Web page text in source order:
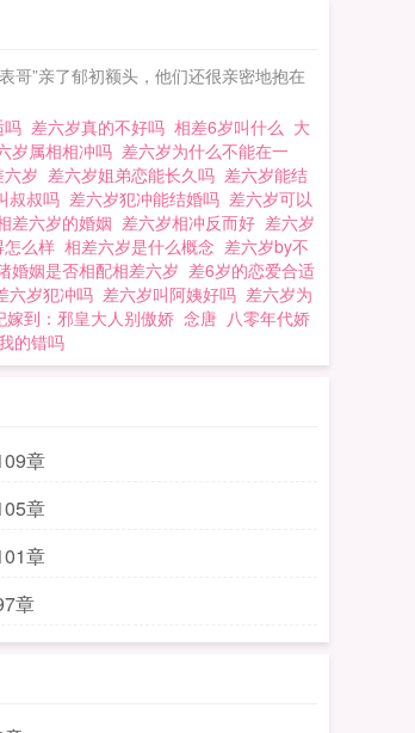
哥”亲了郁初额头，他们还很亲密地抱在
吗 差六岁真的不好吗 相差6岁叫什么 大
岁属相相冲吗 差六岁为什么不能在一
岁 差六岁姐弟恋能长久吗 差六岁能结
叔叔吗 差六岁犯冲能结婚吗 差六岁可以
差六岁的婚姻 差六岁相冲反而好 差六岁
怎么样 相差六岁是什么概念 差六岁by不
婚姻是否相配相差六岁 差6岁的恋爱合适
六岁犯冲吗 差六岁叫阿姨好吗 差六岁为
嫁到：邪皇大人别傲娇 念唐 八零年代娇
的错吗
章
章
章
章